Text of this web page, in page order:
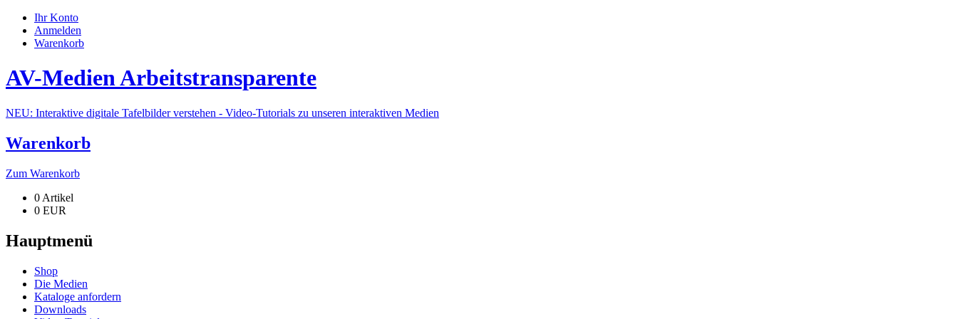
Ihr Konto
Anmelden
Warenkorb
AV-Medien Arbeitstransparente
NEU: Interaktive digitale Tafelbilder verstehen - Video-Tutorials zu unseren interaktiven Medien
Warenkorb
Zum Warenkorb
0 Artikel
0 EUR
Hauptmenü
Shop
Die Medien
Kataloge anfordern
Downloads